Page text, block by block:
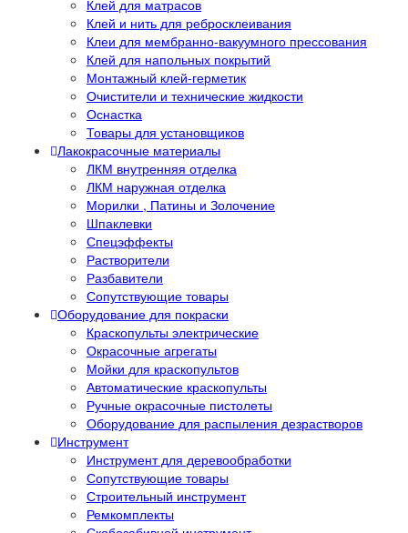
Клей для матрасов
Клей и нить для ребросклеивания
Клеи для мембранно-вакуумного прессования
Клей для напольных покрытий
Монтажный клей-герметик
Очистители и технические жидкости
Оснастка
Товары для установщиков
Лакокрасочные материалы
ЛКМ внутренняя отделка
ЛКМ наружная отделка
Морилки , Патины и Золочение
Шпаклевки
Спецэффекты
Растворители
Разбавители
Сопутствующие товары
Оборудование для покраски
Краскопульты электрические
Окрасочные агрегаты
Мойки для краскопультов
Автоматические краскопульты
Ручные окрасочные пистолеты
Оборудование для распыления дезрастворов
Инструмент
Инструмент для деревообработки
Сопутствующие товары
Строительный инструмент
Ремкомплекты